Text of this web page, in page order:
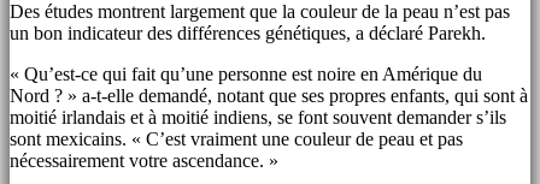
Des études montrent largement que la couleur de la peau n’est pas
un bon indicateur des différences génétiques, a déclaré Parekh.
« Qu’est-ce qui fait qu’une personne est noire en Amérique du
Nord ? » a-t-elle demandé, notant que ses propres enfants, qui sont à
moitié irlandais et à moitié indiens, se font souvent demander s’ils
sont mexicains. « C’est vraiment une couleur de peau et pas
nécessairement votre ascendance. »